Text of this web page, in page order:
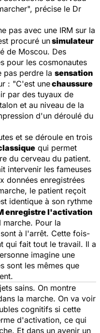
", précise le Dr
pas avec une IRM sur la
procuré unsimulateur
de Moscou. Des
pour les cosmonautes
pas perdre la sensation
: "C'est unechaussure
par des tuyaux de
et au niveau de la
d'un déroulé du
et se déroule en trois
qui permet
du cerveau du patient.
intervenir les fameuses
données enregistrées
le patient reçoit
identique à son rythme
enregistre l'activation
Pour la
à l'arrêt. Cette fois-
qui fait tout le travail. Il a
imagine une
sont les mêmes que
sains. On montre
la marche. On va voir
cognitifs si cette
d'activation, ce qui
Et dans un avenir un